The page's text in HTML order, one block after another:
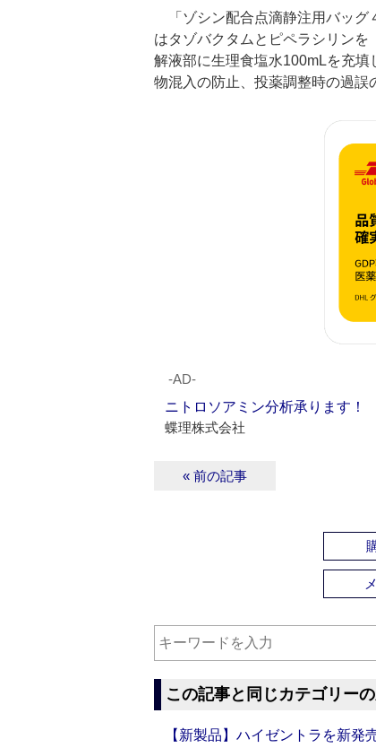
「ゾシン配合点滴静注用バッグ
はタゾバクタムとピペラシリン
解液部に生理食塩水100mLを充
物混入の防止、投薬調整時の過誤
‐AD‐
ニトロソアミン分析承ります！
蝶理株式会社
« 前の記事
この記事と同じカテゴリー
【新製品】ハイゼントラを新